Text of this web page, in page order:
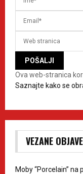
Ova web-stranica
Saznajte kako se
VEZANE OBJAVE
Moby “Porcelain” na